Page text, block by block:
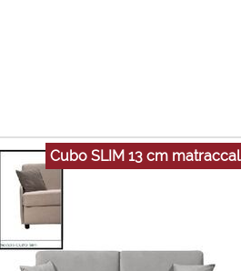
Cubo SLIM 13 cm matraccal